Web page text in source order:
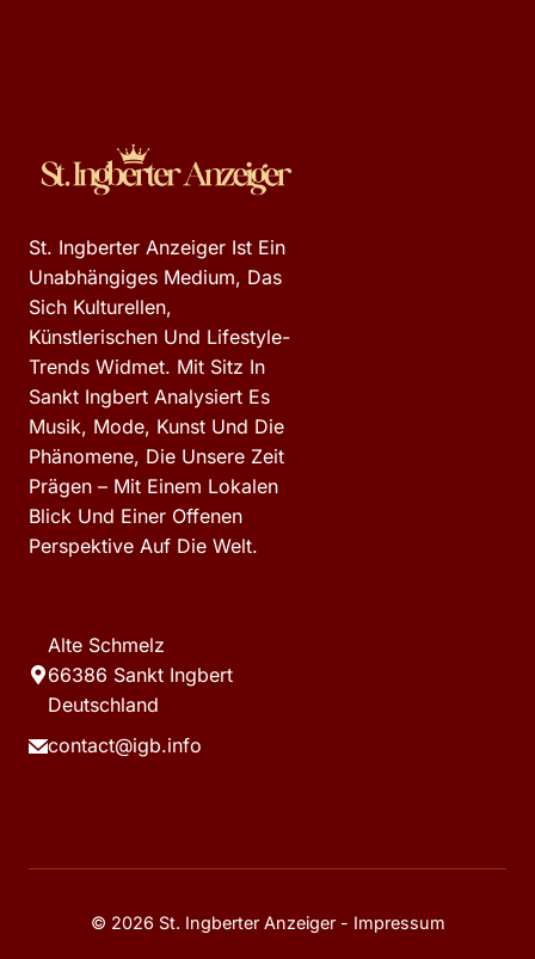
St. Ingberter Anzeiger Ist Ein
Unabhängiges Medium, Das
Sich Kulturellen,
Künstlerischen Und Lifestyle-
Trends Widmet. Mit Sitz In
Sankt Ingbert Analysiert Es
Musik, Mode, Kunst Und Die
Phänomene, Die Unsere Zeit
Prägen – Mit Einem Lokalen
Blick Und Einer Offenen
Perspektive Auf Die Welt.
Alte Schmelz
66386 Sankt Ingbert
Deutschland
contact@igb.info
© 2026 St. Ingberter Anzeiger - Impressum